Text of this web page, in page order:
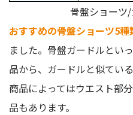
骨盤ショーツ
おすすめの骨盤ショーツ5種
ました。骨盤ガードルとい
品から、ガードルと似てい
商品によってはウエスト部
品もあります。